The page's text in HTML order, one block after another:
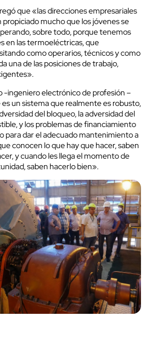
que «las direcciones empresariales
propiciado mucho que los jóvenes se
sobre todo, porque tenemos
en las termoeléctricas, que
como operarios, técnicos y como
una de las posiciones de trabajo,
-ingeniero electrónico de profesión –
un sistema que realmente es robusto,
del bloqueo, la adversidad del
y los problemas de financiamiento
para dar el adecuado mantenimiento a
conocen lo que hay que hacer, saben
y cuando les llega el momento de
saben hacerlo bien».